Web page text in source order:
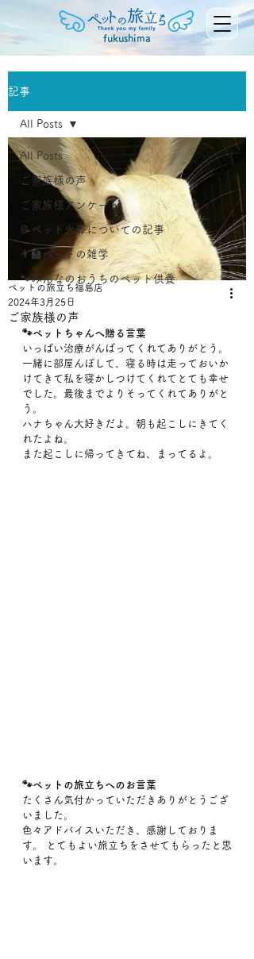
fukushima
記事
All Posts
ご家族様の声
ご家族様アンケート
📝ペット火葬についての記事
👨‍🏫ペットの雑学
🐾みんなのおうちのペット供養
All Posts
ご家族様の声
ペットの旅立ち福島店
2024年3月25日
🐾ペットちゃんへ贈る言葉
いっぱい治療がんばってくれてありがとう。
一緒に部屋んぽして、寝る時は走っておいか
けてきて私を寝かしつけてくれてとても幸せ
でした。最後までよりそってくれてありがと
う。
ハナちゃん大好きだよ。朝も起こしにきてく
れたよね。
また起こしに帰ってきてね、まってるよ。
🐾ペットの旅立ちへのお言葉
たくさん気付かっていただきありがとうござ
いました。
色々アドバイスいただき、感謝しておりま
す。 とてもよい旅立ちをさせてもらったと思
います。